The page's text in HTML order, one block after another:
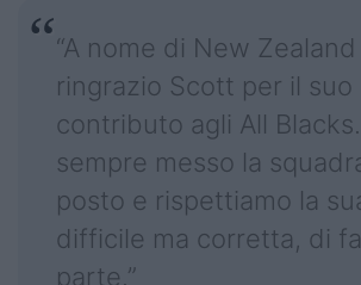
“A nome di New
ringrazio Scott per il suo
contributo agli All
sempre messo la
posto e rispettiamo la
difficile ma corretta, di
parte.”